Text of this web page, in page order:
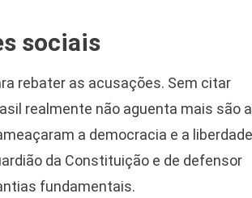
sociais
rebater as acusações. Sem citar
realmente não aguenta mais são
a democracia e a liberdade
da Constituição e de defensor
fundamentais.